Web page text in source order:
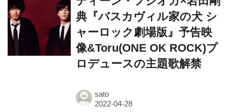
ャーロック劇場版』予告映
像&Toru(ONE OK ROCK)プ
ロデュースの主題歌解禁
sato